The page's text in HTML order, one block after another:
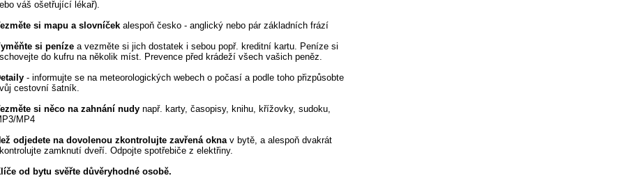
váš ošetřující lékař).
si mapu a slovníček alespoň česko - anglický nebo pár základních frází
si peníze a vezměte si jich dostatek i sebou popř. kreditní kartu. Peníze si
do kufru na několik míst. Prevence před krádeží všech vašich peněz.
- informujte se na meteorologických webech o počasí a podle toho přizpůsobte
cestovní šatník.
si něco na zahnání nudy např. karty, časopisy, knihu, křížovky, sudoku,
MP4
odjedete na dovolenou zkontrolujte zavřená okna v bytě, a alespoň dvakrát
zamknutí dveří. Odpojte spotřebiče z elektřiny.
od bytu svěřte důvěryhodné osobě.